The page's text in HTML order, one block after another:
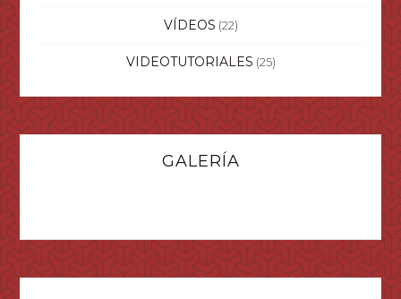
VÍDEOS (22)
VIDEOTUTORIALES (25)
GALERÍA